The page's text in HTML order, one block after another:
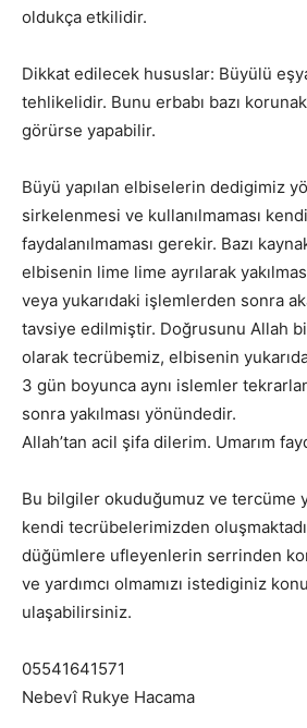
oldukça etkilidir.
Dikkat edilecek hususlar: Büyülü
tehlikelidir. Bunu erbabı bazı
görürse yapabilir.
Büyü yapılan elbiselerin dedigimiz
sirkelenmesi ve kullanılmaması
faydalanılmaması gerekir. Bazı
elbisenin lime lime ayrılarak
veya yukarıdaki işlemlerden sonra
tavsiye edilmiştir. Doğrusunu Allah
olarak tecrübemiz, elbisenin
3 gün boyunca aynı islemler
sonra yakılması yönündedir.
Allah’tan acil şifa dilerim. Umarım
Bu bilgiler okuduğumuz ve tercüme
kendi tecrübelerimizden
düğümlere ufleyenlerin serrinden
ve yardımcı olmamızı istediginiz
ulaşabilirsiniz.
05541641571
Nebevî Rukye Hacama